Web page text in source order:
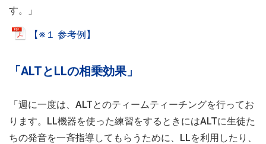
す。」
【※１ 参考例】
「ALTとLLの相乗効果」
「週に一度は、ALTとのティームティーチングを行ってお
ります。LL機器を使った練習をするときにはALTに生徒た
ちの発音を一斉指導してもらうために、LLを利用したり、